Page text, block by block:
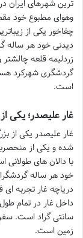
ترین شهرهای ایران
وهوای مطبوع خود
چغاخور یکی از
دیدنی خود هر ساله
زردلیمه قلعه
گردشگری شهرکرد
است.
غار علیصدر؛ یکی
غار علیصدر یکی از
شده و یکی از
با دالان های طولانی
خود هر ساله
دریاچه غار تجربه
سانتی گراد است.
زمین است.